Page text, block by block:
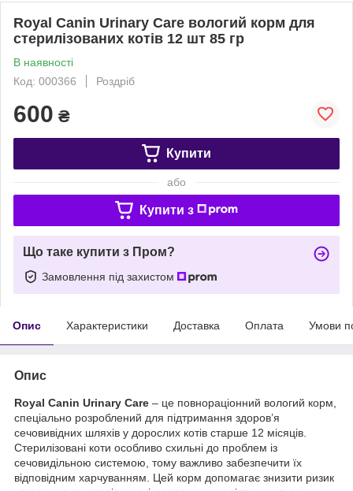
Royal Canin Urinary Care вологий корм для
стерилізованих котів 12 шт 85 гр
В наявності
Код: 000366
Роздріб
600 ₴
Купити
або
Купити з
Що таке купити з Пром?
Замовлення під захистом
Опис Характеристики Доставка Оплата Умови
Опис
Royal Canin Urinary Care – це повнораціонний вологий корм,
спеціально розроблений для підтримання здоров’я
сечовивідних шляхів у дорослих котів старше 12 місяців.
Стерилізовані коти особливо схильні до проблем із
сечовидільною системою, тому важливо забезпечити їх
відповідним харчуванням. Цей корм допомагає знизити ризик